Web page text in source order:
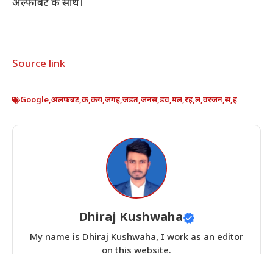
अल्फाबेट के साथ।
Source link
Google,अलफबट,क,कय,जगह,जडत,जनस,डव,मल,रह,ल,वरजन,स,ह
Dhiraj Kushwaha
My name is Dhiraj Kushwaha, I work as an editor
on this website.